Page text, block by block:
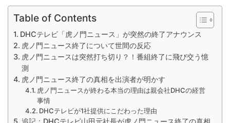
Table of Contents
DHCテレビ「虎ノ門ニュース」が突然の終了アナウンス
虎ノ門ニュース終了について世間の反応
虎ノ門ニュースは突然打ち切り？！番組終了に飛び交う憶
測
虎ノ門ニュース終了の真相を出演者が明かす
虎ノ門ニュースが終わる本当の理由は親会社DHCの経営
事情
DHCテレビが1社提供にこだわった理由
追記：DHCテレビ山田元社長が虎ノ門ニュース終了の真相